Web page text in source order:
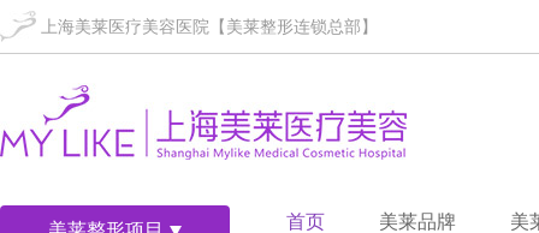
上海美莱医疗美容医院【美莱整形连锁总部】
首页 美莱品牌 美